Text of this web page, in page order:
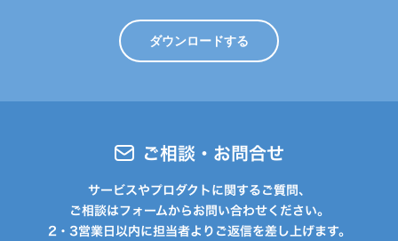
ダウンロードする
ご相談・お問合せ
サービスやプロダクトに関するご質問、
ご相談はフォームからお問い合わせください。
2・3営業日以内に担当者よりご返信を差し上げます。